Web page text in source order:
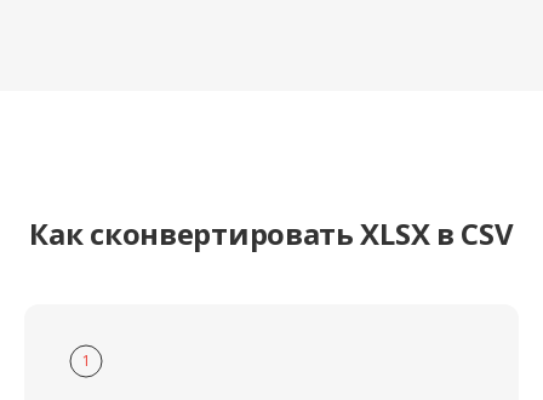
Как сконвертировать XLSX в CSV
1